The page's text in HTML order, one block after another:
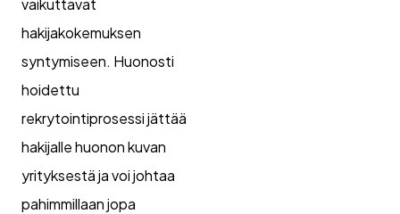
vaikuttavat
hakijakokemuksen
syntymiseen. Huonosti
hoidettu
rekrytointiprosessi jättää
hakijalle huonon kuvan
yrityksestä ja voi johtaa
pahimmillaan jopa